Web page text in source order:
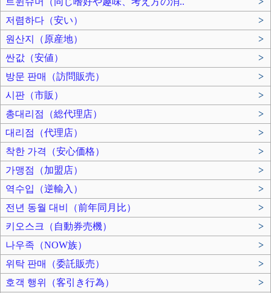
저렴하다（安い）
>
원산지（原産地）
>
싼값（安値）
>
방문 판매（訪問販売）
>
시판（市販）
>
총대리점（総代理店）
>
대리점（代理店）
>
착한 가격（安心価格）
>
가맹점（加盟店）
>
역수입（逆輸入）
>
전년 동월 대비（前年同月比）
>
키오스크（自動券売機）
>
나우족（NOW族）
>
위탁 판매（委託販売）
>
호객 행위（客引き行為）
>